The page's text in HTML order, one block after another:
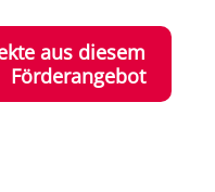
aus diesem
Förderangebot